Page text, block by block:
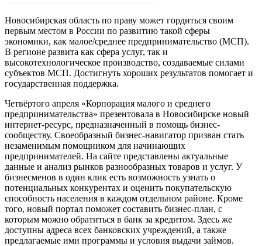
Новосибирская область по праву может гордиться своим
первым местом в России по развитию такой сферы
экономики, как малое/среднее предпринимательство (МСП).
В регионе развита как сфера услуг, так и
высокотехнологическое производство, создаваемые силами
субъектов МСП. Достигнуть хороших результатов помогает и
государственная поддержка.
Четвёртого апреля «Корпорация малого и среднего
предпринимательства» презентовала в Новосибирске новый
интернет-ресурс, предназначенный в помощь бизнес-
сообществу. Своеобразный бизнес-навигатор призван стать
незаменимым помощником для начинающих
предпринимателей. На сайте представлены актуальные
данные и анализ рынков разнообразных товаров и услуг. У
бизнесменов в один клик есть возможность узнать о
потенциальных конкурентах и оценить покупательскую
способность населения в каждом отдельном районе. Кроме
того, новый портал поможет составить бизнес-план, с
которым можно обратиться в банк за кредитом. Здесь же
доступны адреса всех банковских учреждений, а также
предлагаемые ими программы и условия выдачи займов.